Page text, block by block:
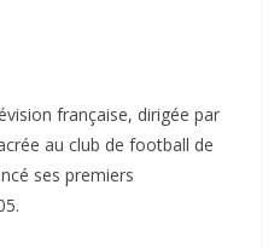
française, dirigée par
au club de football de
ses premiers